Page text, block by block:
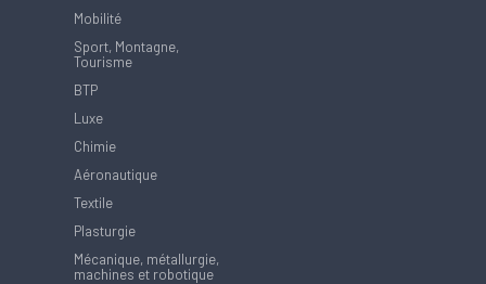
Mobilité
Sport, Montagne,
Tourisme
BTP
Luxe
Chimie
Aéronautique
Textile
Plasturgie
Mécanique, métallurgie,
machines et robotique